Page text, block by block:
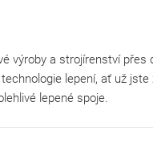
a strojírenství
lepení, ať už
lepené spoje.